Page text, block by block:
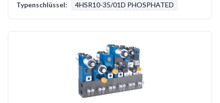
Typenschlüssel:
4HSR10-35/01D PHOSPHATED